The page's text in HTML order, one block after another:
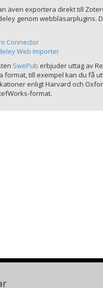
även exportera direkt till
genom webbläsarplugins.
Connector
Web Importer
SwePub erbjuder uttag av
format, till exempel kan du få
enligt Harvard och
format.